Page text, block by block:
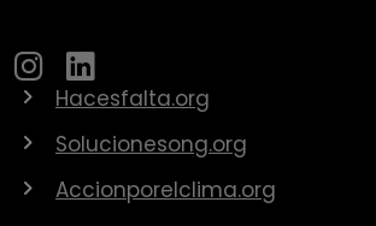
Hacesfalta.org
Solucionesong.org
Accionporelclima.org